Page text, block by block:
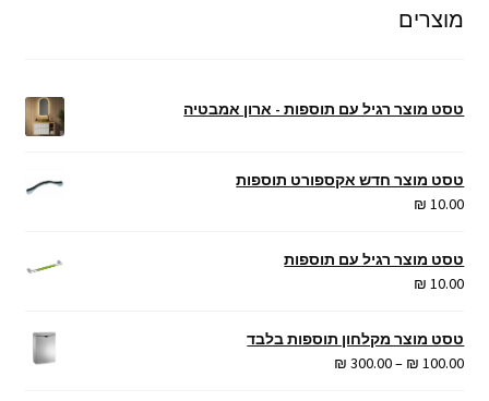
מוצרים
טסט מוצר רגיל עם תוספות - ארון אמבטיה
טסט מוצר חדש אקספורט תוספות
₪ 10.00
טסט מוצר רגיל עם תוספות
₪ 10.00
טסט מוצר מקלחון תוספות בלבד
₪ 100.00
–
₪ 300.00
טווח